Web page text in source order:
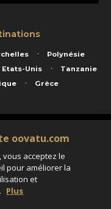
Polynésie
Etats-Unis
Tanzanie
Grèce
Picquart 75017 Paris - S.A.S
973 - Code APE 7911Z
Groupama - Agrément IATA
HISCOX RCP0081066
oovatu.com
vous acceptez le
pour améliorer la
et
Plus